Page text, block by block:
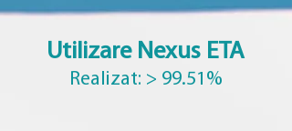
Utilizare Nexus ETA
Realizat: > 99.51%